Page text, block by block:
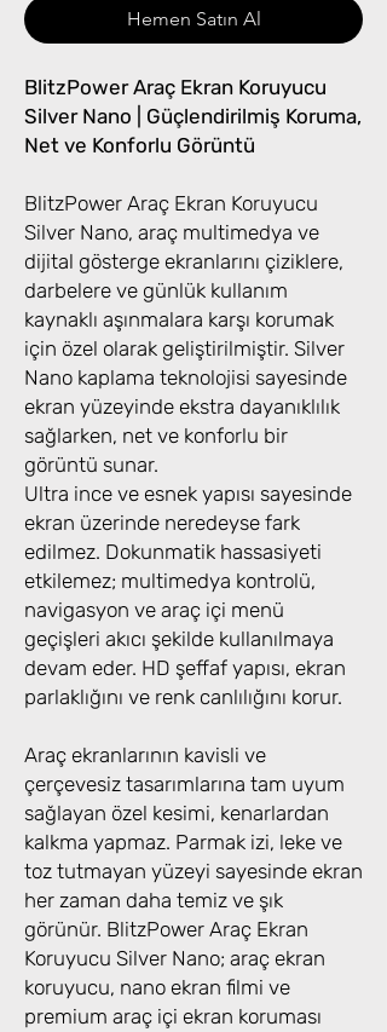
Hemen Satın Al
BlitzPower Araç Ekran Koruyucu
Silver Nano | Güçlendirilmiş Koruma,
Net ve Konforlu Görüntü
BlitzPower Araç Ekran Koruyucu
Silver Nano, araç multimedya ve
dijital gösterge ekranlarını çiziklere,
darbelere ve günlük kullanım
kaynaklı aşınmalara karşı korumak
için özel olarak geliştirilmiştir. Silver
Nano kaplama teknolojisi sayesinde
ekran yüzeyinde ekstra dayanıklılık
sağlarken, net ve konforlu bir
görüntü sunar.
Ultra ince ve esnek yapısı sayesinde
ekran üzerinde neredeyse fark
edilmez. Dokunmatik hassasiyeti
etkilemez; multimedya kontrolü,
navigasyon ve araç içi menü
geçişleri akıcı şekilde kullanılmaya
devam eder. HD şeffaf yapısı, ekran
parlaklığını ve renk canlılığını korur.
Araç ekranlarının kavisli ve
çerçevesiz tasarımlarına tam uyum
sağlayan özel kesimi, kenarlardan
kalkma yapmaz. Parmak izi, leke ve
toz tutmayan yüzeyi sayesinde ekran
her zaman daha temiz ve şık
görünür. BlitzPower Araç Ekran
Koruyucu Silver Nano; araç ekran
koruyucu, nano ekran filmi ve
premium araç içi ekran koruması